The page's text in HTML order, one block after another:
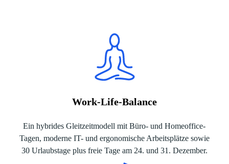
Work-Life-Balance
Ein hybrides Gleitzeitmodell mit Büro- und Homeoffice-
Tagen, moderne IT- und ergonomische Arbeitsplätze sowie
30 Urlaubstage plus freie Tage am 24. und 31. Dezember.